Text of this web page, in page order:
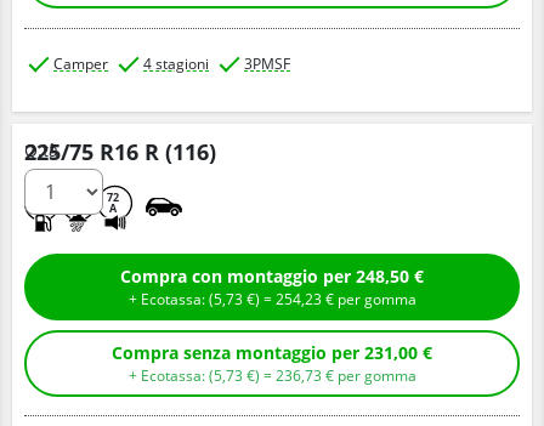
Camper 4 stagioni 3PMSF
225/75 R16 R (116)
72
A
Q.tà
Compra con montaggio per 248,50 €
+ Ecotassa: (5,73€ ) =254,23€ per gomma
Compra senza montaggio per 231,00 €
+ Ecotassa: (5,73 € ) =236,73 € per gomma